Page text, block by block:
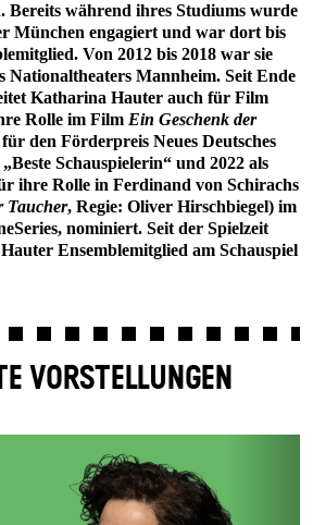
Bereits während ihres Studiums wurde
München engagiert und war dort bis
Von 2012 bis 2018 war sie
Nationaltheaters Mannheim. Seit Ende
Katharina Hauter auch für Film
Rolle im Film Ein Geschenk der
den Förderpreis Neues Deutsches
Schauspielerin“ und 2022 als
ihre Rolle in Ferdinand von Schirachs
Taucher, Regie: Oliver Hirschbiegel) im
nominiert. Seit der Spielzeit
Ensemblemitglied am Schauspiel
VORSTELLUNGEN